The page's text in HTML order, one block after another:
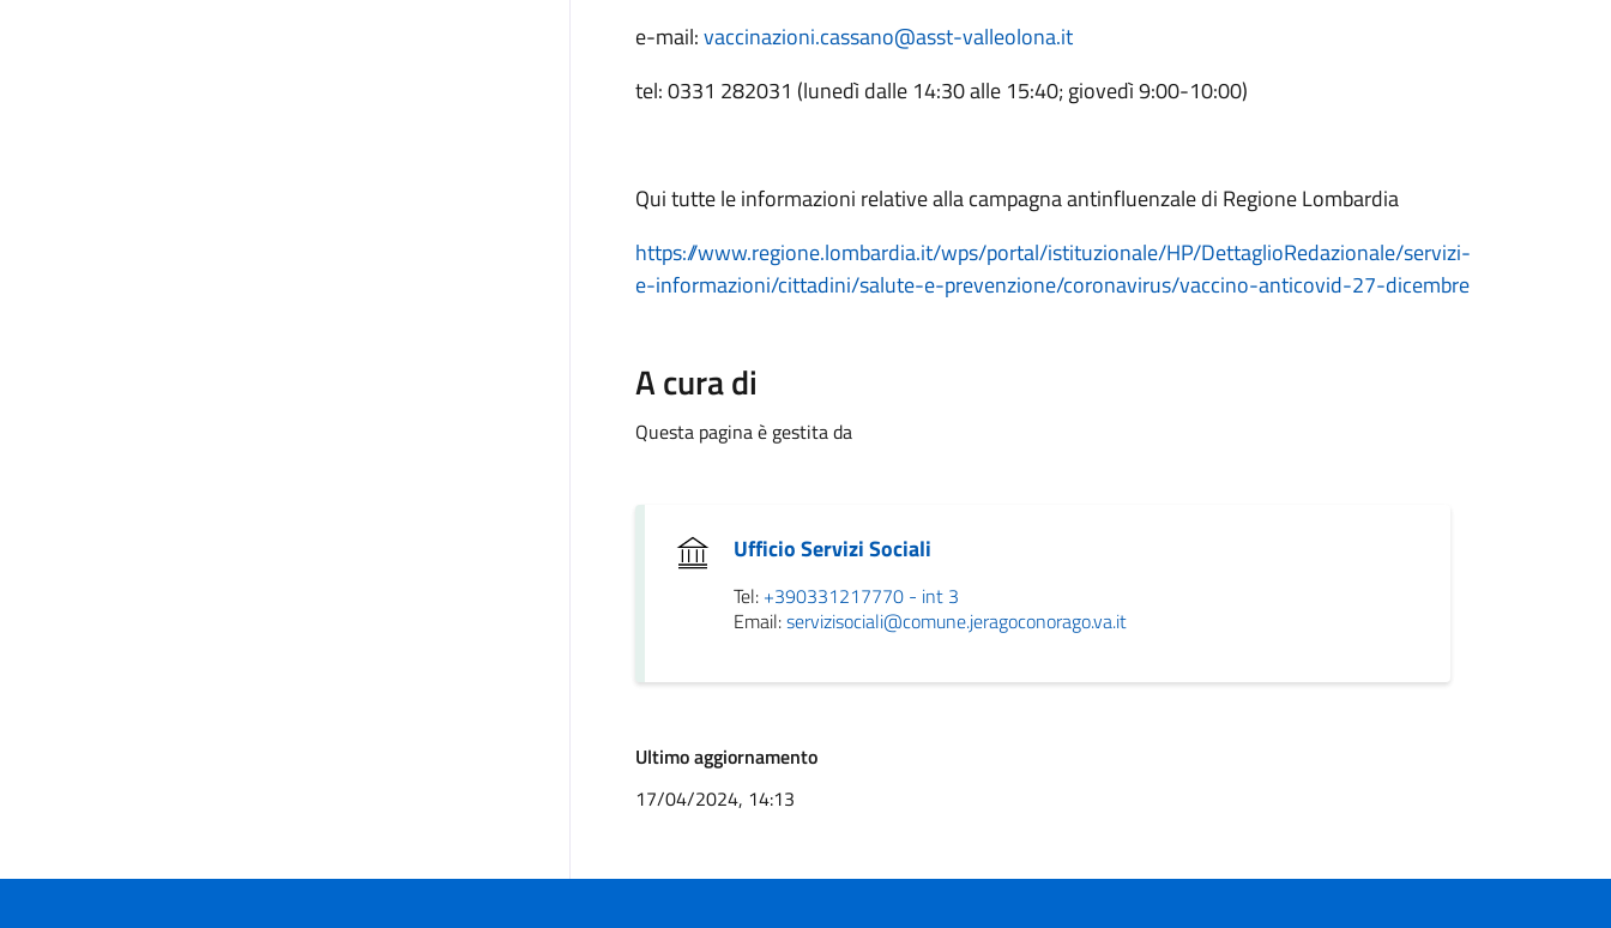
e-mail:vaccinazioni.cassano@asst-valleolona.it
tel: 0331 282031 (lunedì dalle 14:30 alle 15:40; giovedì 9:00-10:00)
Qui tutte le informazioni relative alla campagna antinfluenzale di Regione Lombardia
https://www.regione.lombardia.it/wps/portal/istituzionale/HP/DettaglioRedazionale/servizi-
e-informazioni/cittadini/salute-e-prevenzione/coronavirus/vaccino-anticovid-27-dicembre
A cura di
Questa pagina è gestita da
Ufficio Servizi Sociali
Tel: +390331217770 - int 3
Email:servizisociali@comune.jeragoconorago.va.it
Ultimo aggiornamento
17/04/2024, 14:13